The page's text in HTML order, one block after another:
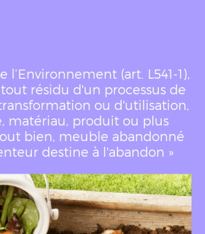
l’Environnement (art. L541-1),
résidu d'un processus de
ou d'utilisation,
matériau, produit ou plus
bien, meuble abandonné
destine à l'abandon »